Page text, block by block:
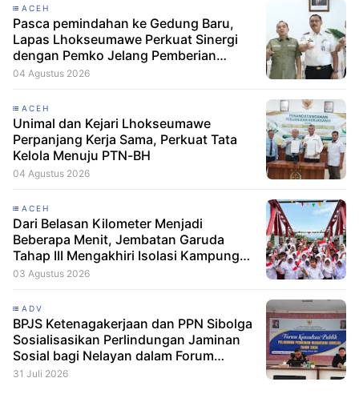
ACEH
Pasca pemindahan ke Gedung Baru,
Lapas Lhokseumawe Perkuat Sinergi
dengan Pemko Jelang Pemberian
Remisi HUT RI
04 Agustus 2026
ACEH
Unimal dan Kejari Lhokseumawe
Perpanjang Kerja Sama, Perkuat Tata
Kelola Menuju PTN-BH
04 Agustus 2026
ACEH
Dari Belasan Kilometer Menjadi
Beberapa Menit, Jembatan Garuda
Tahap III Mengakhiri Isolasi Kampung
Tempel
03 Agustus 2026
ADV
BPJS Ketenagakerjaan dan PPN Sibolga
Sosialisasikan Perlindungan Jaminan
Sosial bagi Nelayan dalam Forum
Konsultasi Publik
31 Juli 2026